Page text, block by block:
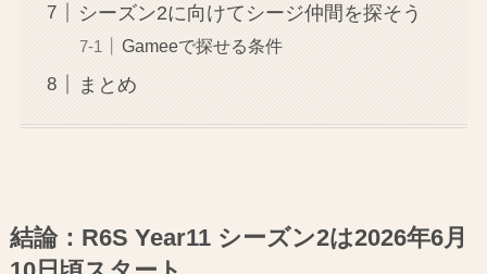
シーズン2に向けてシージ仲間を探そう
Gameeで探せる条件
まとめ
結論：R6S Year11 シーズン2は2026年6月